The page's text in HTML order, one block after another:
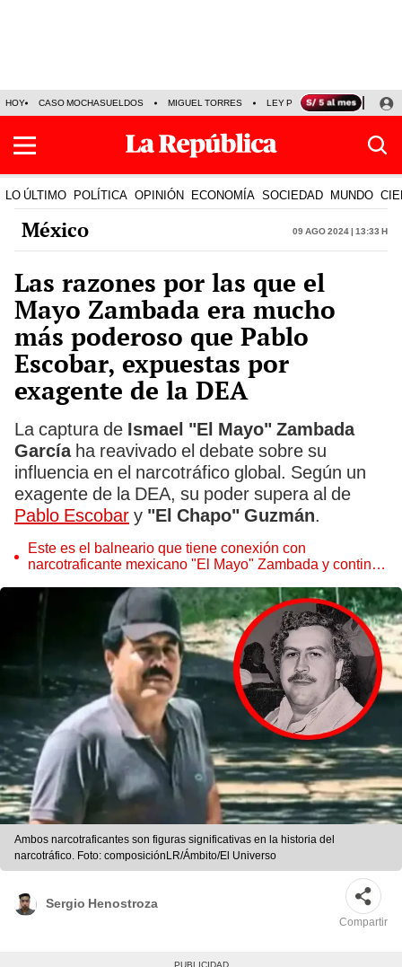
HOY CASO MOCHASUELDOS MIGUEL TORRES LEY PULPÍN PRECIO DEL
LO ÚLTIMO POLÍTICA OPINIÓN ECONOMÍA SOCIEDAD MUNDO
México 09 Ago 2024 | 13:33 h
Las razones por las que el
Mayo Zambada era mucho
más poderoso que Pablo
Escobar, expuestas por
exagente de la DEA
La captura de Ismael "El Mayo" Zambada
Garcíaha reavivado el debate sobre su
influencia en el narcotráfico global. Según un
exagente de la DEA, su poder supera al de
Pablo Escobar y "El Chapo" Guzmán.
Este es el balneario que tiene conexión con
narcotraficante mexicano "El Mayo" Zambada y continúa
Ambos narcotraficantes son figuras significativas en la historia del
narcotráfico. Foto: composiciónLR/Ámbito/El Universo
Sergio Henostroza
Compartir